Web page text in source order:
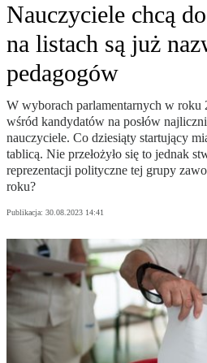
Nauczyciele chcą
na listach są już
pedagogów
W wyborach parlamentarnych w roku
wśród kandydatów na posłów
nauczyciele. Co dziesiąty startujący
tablicą. Nie przełożyło się to jednak
reprezentacji polityczne tej grupy
roku?
Publikacja: 30.08.2023 14:41